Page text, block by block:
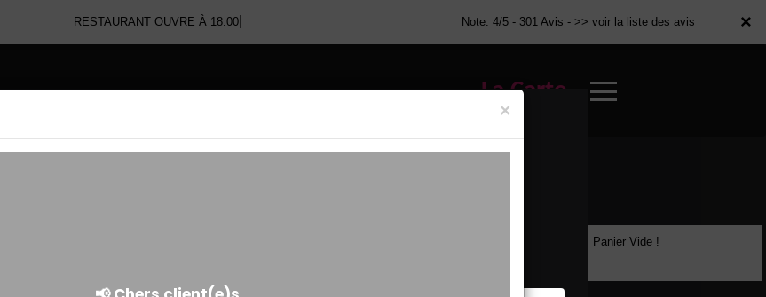
×
RESTAURANT OUVRE À 18:00 Note: 4/5 - 301 Avis - >> voir la liste des avis
La Carte
×
Panier Vide !
×